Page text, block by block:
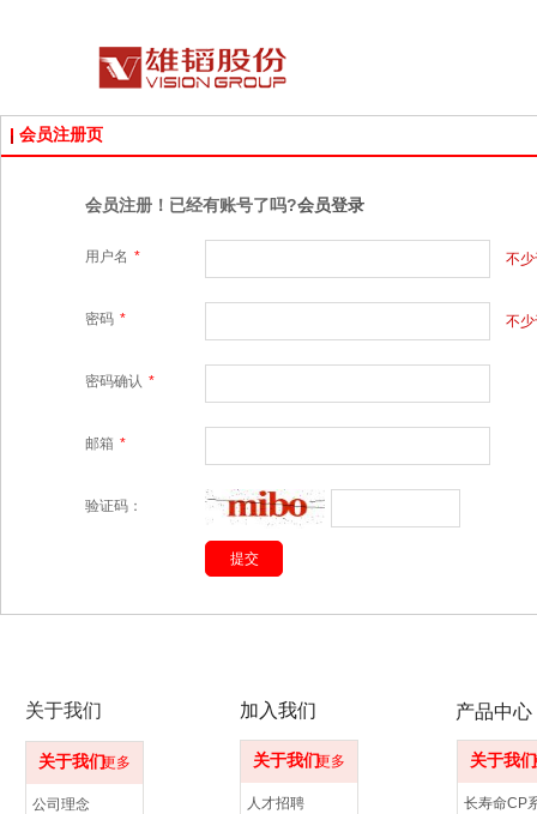
会员注册页
会员注册！已经有账号了吗?会员登录
用户名 * 不
密码 * 不
密码确认 *
邮箱 *
验证码：
关于我们更多
公司理念
关于我们更多
人才招聘
关于我们
长寿命CP
关于我们 加入我们 产品中心